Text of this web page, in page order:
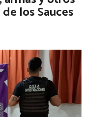
los Sauces